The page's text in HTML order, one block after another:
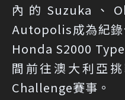
內的Suzuka、
Autopolis成為紀
Honda S2000
間前往澳大利亞
Challenge賽事。